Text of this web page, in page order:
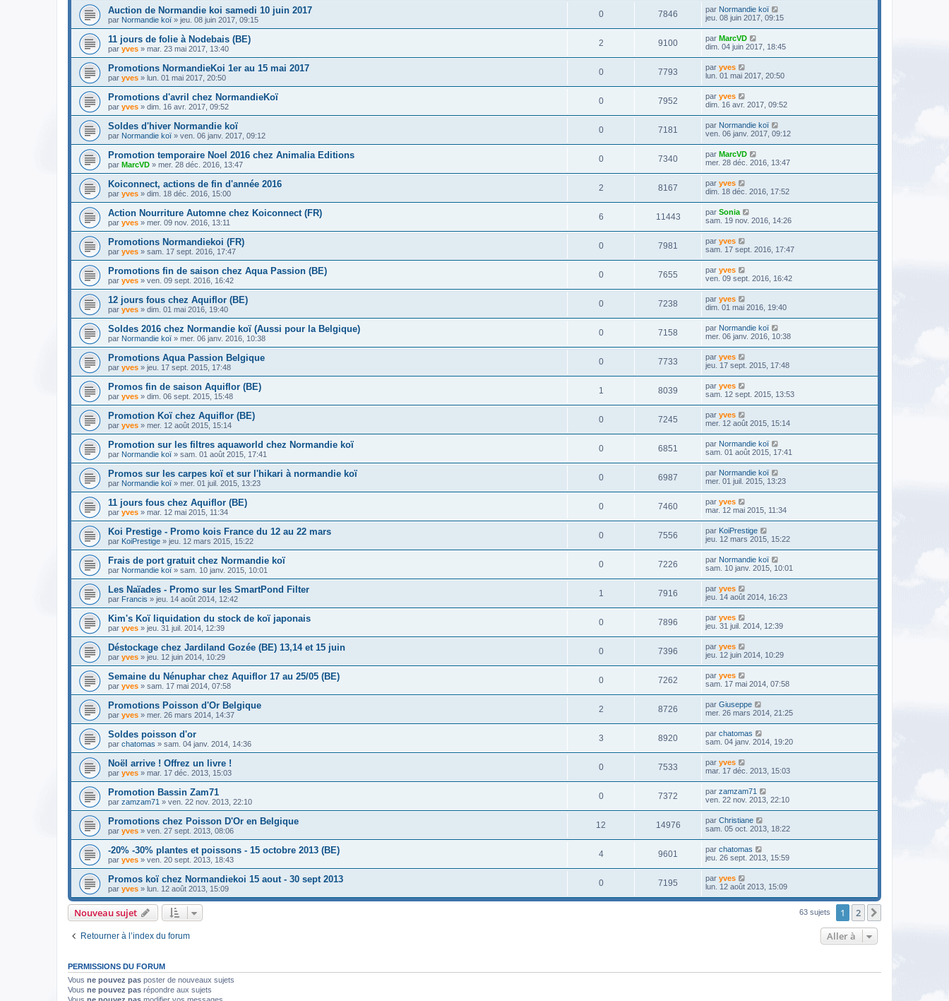
Auction de Normandie koi samedi 10 juin 2017
par Normandie koï » jeu. 08 juin 2017, 09:15
0 7846 par Normandie koï
jeu. 08 juin 2017, 09:15
11 jours de folie à Nodebais (BE)
par yves » mar. 23 mai 2017, 13:40
2 9100 par MarcVD
dim. 04 juin 2017, 18:45
Promotions NormandieKoi 1er au 15 mai 2017
par yves » lun. 01 mai 2017, 20:50
0 7793 par yves
lun. 01 mai 2017, 20:50
Promotions d'avril chez NormandieKoï
par yves » dim. 16 avr. 2017, 09:52
0 7952 par yves
dim. 16 avr. 2017, 09:52
Soldes d'hiver Normandie koï
par Normandie koï » ven. 06 janv. 2017, 09:12
0 7181 par Normandie koï
ven. 06 janv. 2017, 09:12
Promotion temporaire Noel 2016 chez Animalia Editions
par MarcVD » mer. 28 déc. 2016, 13:47
0 7340 par MarcVD
mer. 28 déc. 2016, 13:47
Koiconnect, actions de fin d'année 2016
par yves » dim. 18 déc. 2016, 15:00
2 8167 par yves
dim. 18 déc. 2016, 17:52
Action Nourriture Automne chez Koiconnect (FR)
par yves » mer. 09 nov. 2016, 13:11
6 11443 par Sonia
sam. 19 nov. 2016, 14:26
Promotions Normandiekoi (FR)
par yves » sam. 17 sept. 2016, 17:47
0 7981 par yves
sam. 17 sept. 2016, 17:47
Promotions fin de saison chez Aqua Passion (BE)
par yves » ven. 09 sept. 2016, 16:42
0 7655 par yves
ven. 09 sept. 2016, 16:42
12 jours fous chez Aquiflor (BE)
par yves » dim. 01 mai 2016, 19:40
0 7238 par yves
dim. 01 mai 2016, 19:40
Soldes 2016 chez Normandie koï (Aussi pour la Belgique)
par Normandie koï » mer. 06 janv. 2016, 10:38
0 7158 par Normandie koï
mer. 06 janv. 2016, 10:38
Promotions Aqua Passion Belgique
par yves » jeu. 17 sept. 2015, 17:48
0 7733 par yves
jeu. 17 sept. 2015, 17:48
Promos fin de saison Aquiflor (BE)
par yves » dim. 06 sept. 2015, 15:48
1 8039 par yves
sam. 12 sept. 2015, 13:53
Promotion Koï chez Aquiflor (BE)
par yves » mer. 12 août 2015, 15:14
0 7245 par yves
mer. 12 août 2015, 15:14
Promotion sur les filtres aquaworld chez Normandie koï
par Normandie koï » sam. 01 août 2015, 17:41
0 6851 par Normandie koï
sam. 01 août 2015, 17:41
Promos sur les carpes koï et sur l'hikari à normandie koï
par Normandie koï » mer. 01 juil. 2015, 13:23
0 6987 par Normandie koï
mer. 01 juil. 2015, 13:23
11 jours fous chez Aquiflor (BE)
par yves » mar. 12 mai 2015, 11:34
0 7460 par yves
mar. 12 mai 2015, 11:34
Koi Prestige - Promo kois France du 12 au 22 mars
par KoiPrestige » jeu. 12 mars 2015, 15:22
0 7556 par KoiPrestige
jeu. 12 mars 2015, 15:22
Frais de port gratuit chez Normandie koï
par Normandie koï » sam. 10 janv. 2015, 10:01
0 7226 par Normandie koï
sam. 10 janv. 2015, 10:01
Les Naïades - Promo sur les SmartPond Filter
par Francis » jeu. 14 août 2014, 12:42
1 7916 par yves
jeu. 14 août 2014, 16:23
Kim's Koï liquidation du stock de koï japonais
par yves » jeu. 31 juil. 2014, 12:39
0 7896 par yves
jeu. 31 juil. 2014, 12:39
Déstockage chez Jardiland Gozée (BE) 13,14 et 15 juin
par yves » jeu. 12 juin 2014, 10:29
0 7396 par yves
jeu. 12 juin 2014, 10:29
Semaine du Nénuphar chez Aquiflor 17 au 25/05 (BE)
par yves » sam. 17 mai 2014, 07:58
0 7262 par yves
sam. 17 mai 2014, 07:58
Promotions Poisson d'Or Belgique
par yves » mer. 26 mars 2014, 14:37
2 8726 par Giuseppe
mer. 26 mars 2014, 21:25
Soldes poisson d'or
par chatomas » sam. 04 janv. 2014, 14:36
3 8920 par chatomas
sam. 04 janv. 2014, 19:20
Noël arrive ! Offrez un livre !
par yves » mar. 17 déc. 2013, 15:03
0 7533 par yves
mar. 17 déc. 2013, 15:03
Promotion Bassin Zam71
par zamzam71 » ven. 22 nov. 2013, 22:10
0 7372 par zamzam71
ven. 22 nov. 2013, 22:10
Promotions chez Poisson D'Or en Belgique
par yves » ven. 27 sept. 2013, 08:06
12 14976 par Christiane
sam. 05 oct. 2013, 18:22
-20% -30% plantes et poissons - 15 octobre 2013 (BE)
par yves » ven. 20 sept. 2013, 18:43
4 9601 par chatomas
jeu. 26 sept. 2013, 15:59
Promos koï chez Normandiekoi 15 aout - 30 sept 2013
par yves » lun. 12 août 2013, 15:09
0 7195 par yves
lun. 12 août 2013, 15:09
Nouveau sujet 63 sujets 1 2
Retourner à l’index du forum Aller à
PERMISSIONS DU FORUM
Vous ne pouvez pas poster de nouveaux sujets
Vous ne pouvez pas répondre aux sujets
Vous ne pouvez pas modifier vos messages